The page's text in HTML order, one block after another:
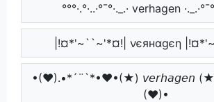
°°°·.°·..·°¯°·._.· verhagen
|!¤*'~``~'*¤!| νєянαgєη
•(♥).•*´¨`*•♥•(★) 𝘷𝘦𝘳𝘩𝘢𝘨𝘦𝘯
(♥)•